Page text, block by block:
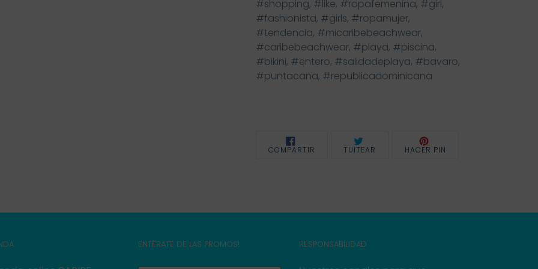
#shopping, #like, #ropafemenina, #girl,
#fashionista, #girls, #ropamujer,
#tendencia, #micaribebeachwear,
#caribebeachwear, #playa, #piscina,
#bikini, #entero, #salidadeplaya, #bavaro,
#puntacana, #republicadominicana
COMPARTIR COMPARTIRTUITEAR TUITEARHACER PIN
ENTÉRATE DE LAS PROMOS! RESPONSABILIDAD